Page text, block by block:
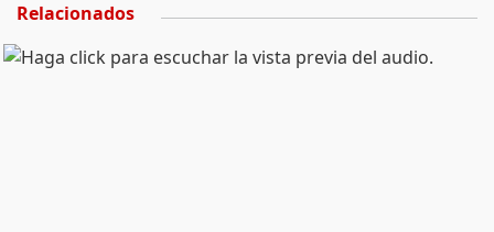
Relacionados